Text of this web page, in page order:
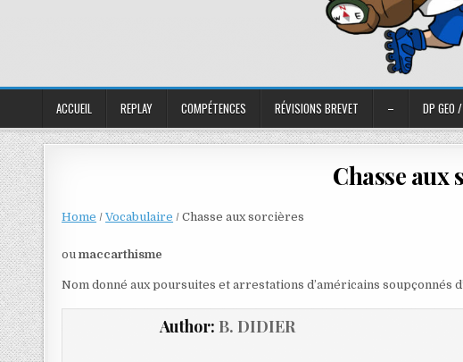
ACCUEIL REPLAY COMPÉTENCES RÉVISIONS BREVET – DP GEO
Chasse aux
Home /Vocabulaire /Chasse aux sorcières
oumaccarthisme
Nom donné aux poursuites et arrestations d’américains
Author: B. DIDIER